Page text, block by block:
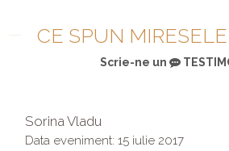
CE SPUN
Scrie-ne un
Sorina Vladu
Data eveniment: 15 iulie 2017